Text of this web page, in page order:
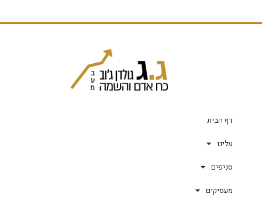
דף הבית
עלינו
סניפים
מעסיקים